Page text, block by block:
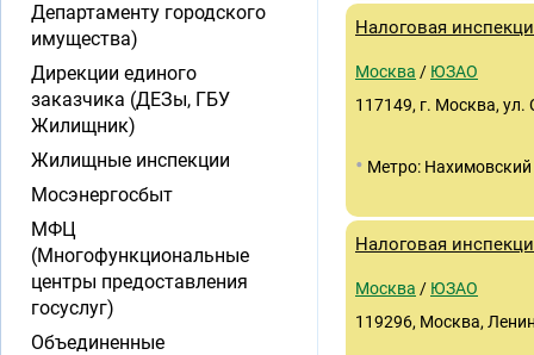
Налоговая
Москва / ЮЗАО
117149, г. Москва,
• Метро: Нахимовский
Налоговая
Москва / ЮЗАО
119296, Москва,
Департаменту городского
имущества)
Дирекции единого
заказчика (ДЕЗы, ГБУ
Жилищник)
Жилищные инспекции
Мосэнергосбыт
МФЦ
(Многофункциональные
центры предоставления
госуслуг)
Объединенные